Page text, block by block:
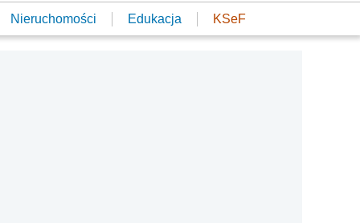
Nieruchomości Edukacja KSeF